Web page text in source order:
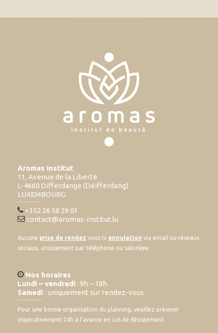
Aromas Institut
11, Avenue de la Liberté
L-4660 Differdange (Déifferdang)
LUXEMBOURG
+352 26 58 29 01
contact@aromas-institut.lu
Aucune prise de rendez vous ni annulation via email ou réseaux
sociaux, uniquement par téléphone ou salonkee
Nos horaires
Lundi – vendredi : 9h – 18h
Samedi : uniquement sur rendez-vous
Pour une bonne organisation du planning, veuillez prévenir
impérativement 24h à l’avance en cas de désistement.